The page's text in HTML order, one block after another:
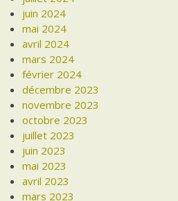
juin 2024
mai 2024
avril 2024
mars 2024
février 2024
décembre 2023
novembre 2023
octobre 2023
juillet 2023
juin 2023
mai 2023
avril 2023
mars 2023